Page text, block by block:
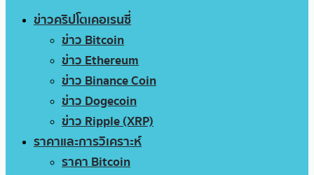
ข่าวคริปโตเคอเรนซี่
ข่าว Bitcoin
ข่าว Ethereum
ข่าว Binance Coin
ข่าว Dogecoin
ข่าว Ripple (XRP)
ราคาและการวิเคราะห์
ราคา Bitcoin